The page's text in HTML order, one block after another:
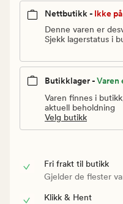
Nettbutikk - Ikke
Denne varen er
Sjekk lagerstatus i
Butikklager -Varen
Varen finnes i
aktuell beholdning
Velg butikk
Fri frakt til butikk
Gjelder de flester
Klikk & Hent